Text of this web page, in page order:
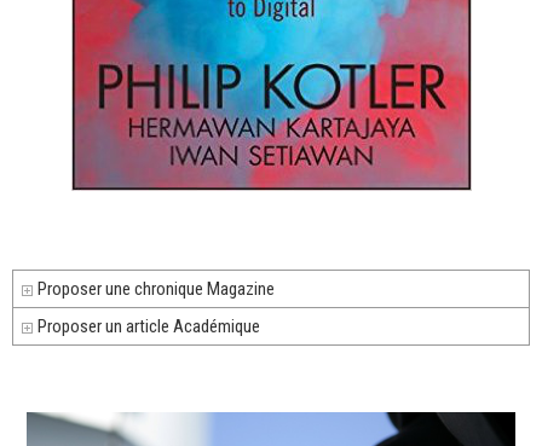
Proposer une chronique Magazine
Proposer un article Académique